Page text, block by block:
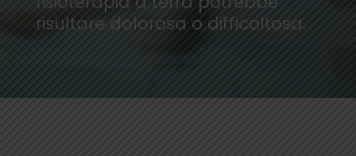
risultare dolorosa o difficoltosa.